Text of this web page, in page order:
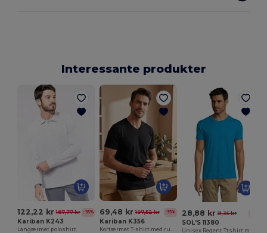
Interessante produkter
122,22 kr 187,77 kr -35%
Kariban K243
Langærmet poloshirt
69,48 kr 107,52 kr -35%
Kariban K356
28,88 kr 31,36 kr
SOL'S 11380